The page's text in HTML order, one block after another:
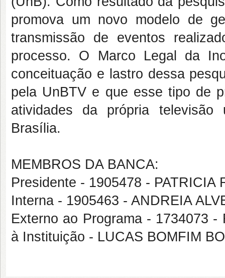
promova um novo modelo de
transmissão de eventos
processo. O Marco Legal da
conceituação e lastro dessa
pela UnBTV e que esse tipo de
atividades da própria
Brasília.
MEMBROS DA BANCA:
Presidente - 1905478 - PATRICIA
Interna - 1905463 - ANDREIA
Externo ao Programa - 1734073
à Instituição - LUCAS BOMFIM